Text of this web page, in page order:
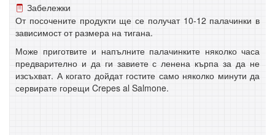
Забележки
От посочените продукти ще се получат 10-12 палачинки в
зависимост от размера на тигана.
Може приготвите и напълните палачинките няколко часа
предварително и да ги завиете с ленена кърпа за да не
изсъхват. А когато дойдат гостите само няколко минути да
сервирате горещи Crepes al Salmone.